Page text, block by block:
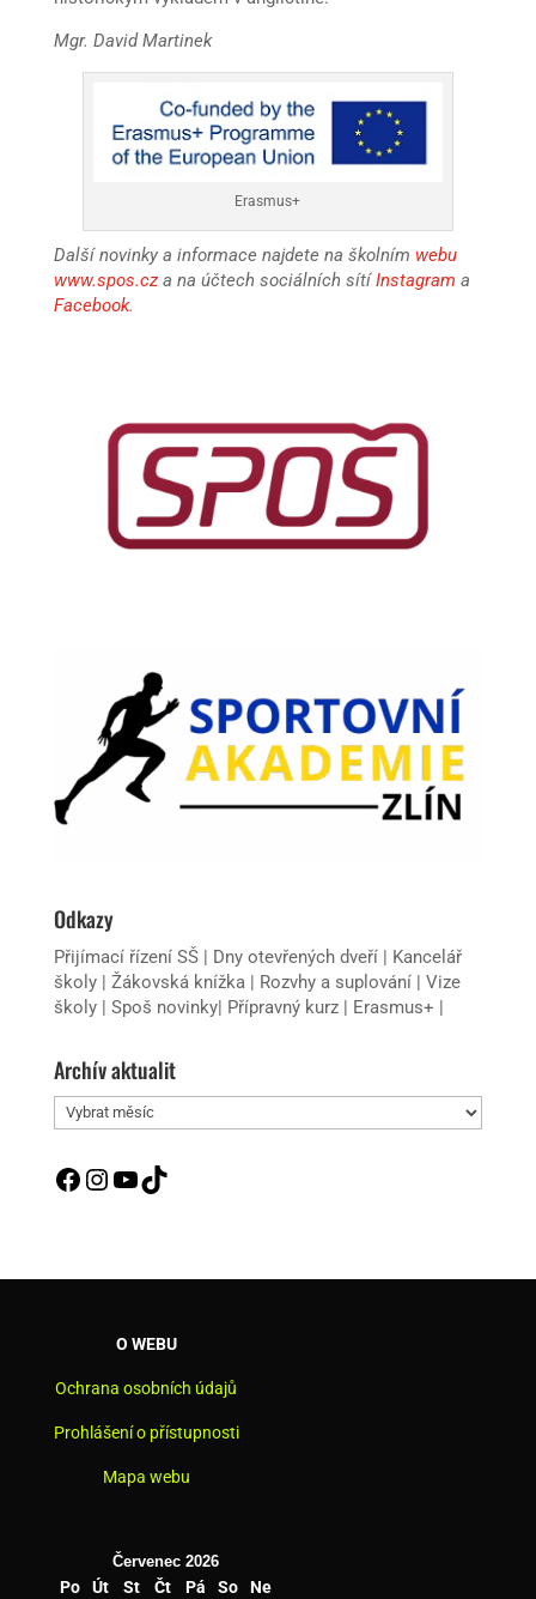
Mgr. David Martinek
Erasmus+
Další novinky a informace najdete na školním webu
www.spos.cza na účtech sociálních sítíInstagram a
Facebook.
Odkazy
Přijímací řízení SŠ| Dny otevřených dveří| Kancelář
školy| Žákovská knížka| Rozvhy a suplování | Vize
školy | Spoš novinky| Přípravný kurz| Erasmus+ |
Archív aktualit
Archív
aktualit
Facebook
Instagram
YouTube
TikTok
O WEBU
Ochrana osobních údajů
Prohlášení o přístupnosti
Mapa webu
Červenec 2026
Po Út St Čt Pá So
Ne